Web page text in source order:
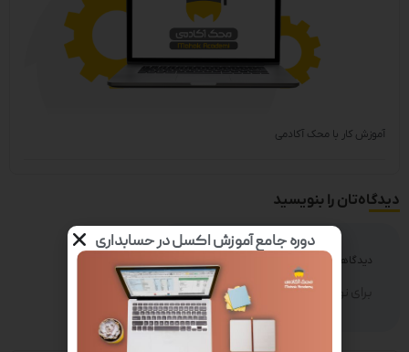
آموزش کار با محک آکادمی
دیدگاه‌تان را بنویسید
دیدگاهتان را بنویسید
برای نوشتن دیدگاه بایدوارد بشوید.
دوره جامع آموزش اکسل در حسابداری